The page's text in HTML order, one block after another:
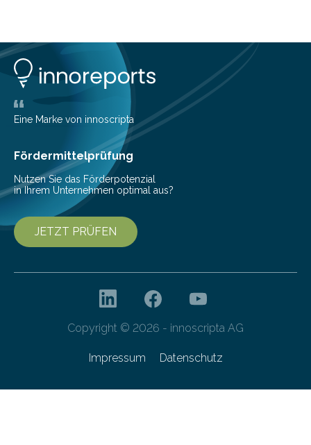
Lösungen interessieren. 1. Multibanking-Tools: Alle
Konten auf einen Blick Viele Banken bieten bereits in
ihrem Online-Banking eine Multibanking-Funktion an,
mit der sich Konten bei anderen Banken…
Eine Marke von innoscripta
Fördermittelprüfung
Nutzen Sie das Förderpotenzial
in Ihrem Unternehmen optimal aus?
JETZT PRÜFEN
Copyright © 2026 - innoscripta AG
Impressum Datenschutz